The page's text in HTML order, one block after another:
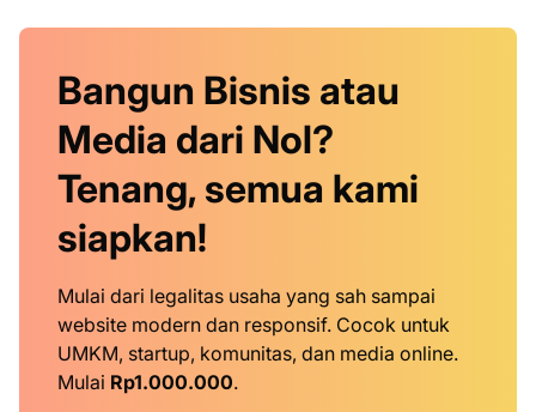
Bangun Bisnis atau
Media dari Nol?
Tenang, semua kami
siapkan!
Mulai dari legalitas usaha yang sah sampai
website modern dan responsif. Cocok untuk
UMKM, startup, komunitas, dan media online.
Mulai Rp1.000.000.